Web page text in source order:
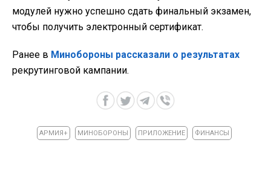
модулей нужно успешно сдать финальный экзамен,
чтобы получить электронный сертификат.
Ранее в Минобороны рассказали о результатах
рекрутинговой кампании.
АРМИЯ+ МИНОБОРОНЫ ПРИЛОЖЕНИЕ ФИНАНСЫ